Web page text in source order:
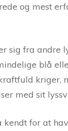
og mest
sig fra andre
blå
kriger,
med sit
kendt for at